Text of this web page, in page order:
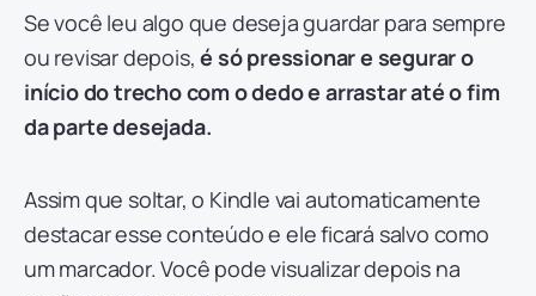
Se você leu algo que deseja guardar para sempre
ou revisar depois,é só pressionar e segurar o
início do trecho com o dedo e arrastar até o fim
da parte desejada.
Assim que soltar, o Kindle vai automaticamente
destacar esse conteúdo e ele ficará salvo como
um marcador. Você pode visualizar depois na